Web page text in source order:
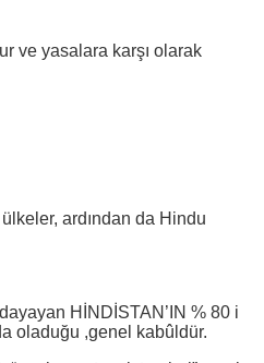
ve yasalara karşı olarak
ardından da Hindu
HİNDİSTAN’IN % 80 i
oladuğu ,genel kabûldür.